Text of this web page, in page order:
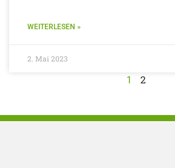
WEITERLESEN »
2. Mai 2023
1 2